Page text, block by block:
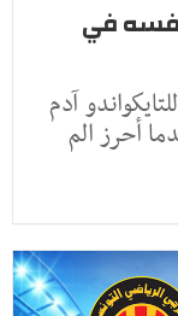
في
آدم
أحرز الم